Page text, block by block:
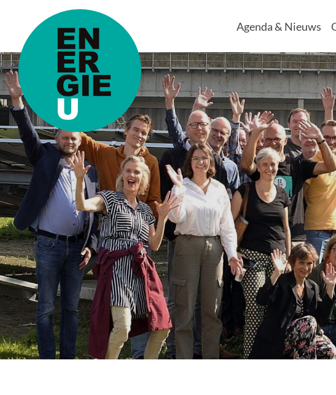
Agenda & Nieuws